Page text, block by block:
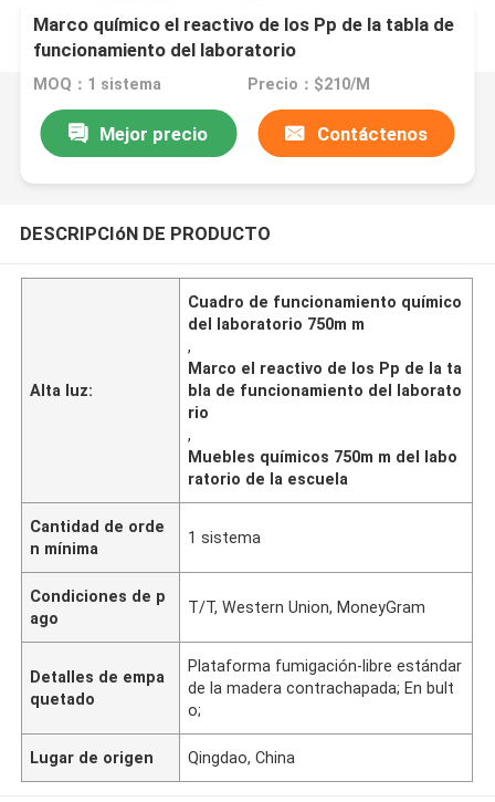
Marco químico el reactivo de los Pp de la tabla de
funcionamiento del laboratorio
MOQ：1 sistema Precio：$210/M
Mejor precio Contáctenos
DESCRIPCIóN DE PRODUCTO
Alta luz:
Cuadro de funcionamiento químico
del laboratorio 750m m
,
Marco el reactivo de los Pp de la ta
bla de funcionamiento del laborato
rio
,
Muebles químicos 750m m del labo
ratorio de la escuela
Cantidad de orde
n mínima
1 sistema
Condiciones de p
ago
T/T, Western Union, MoneyGram
Detalles de empa
quetado
Plataforma fumigación-libre estándar
de la madera contrachapada; En bult
o;
Lugar de origen Qingdao, China